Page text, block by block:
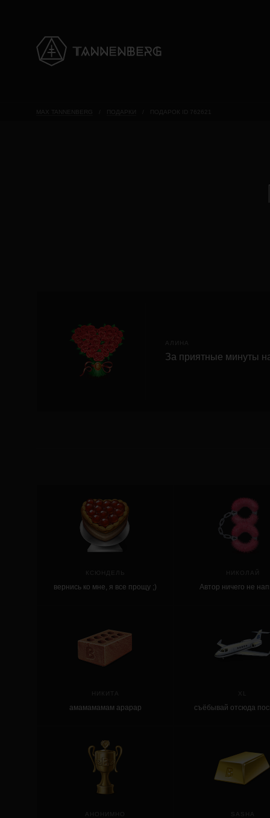
MAX TANNENBERG ПОДАРКИ ПОДАРОК ID 762621
АЛИНА
За приятные минуты
КСЮНДЕЛЬ
вернись ко мне, я все прощу ;)
НИКОЛАЙ
Автор ничего не
НИКИТА
амамамамам арарар
XL
съёбывай отсюда
АНОНИМНО SASHA